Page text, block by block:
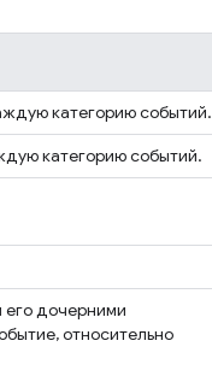
категорию событий.
категорию событий.
его дочерними
относительно